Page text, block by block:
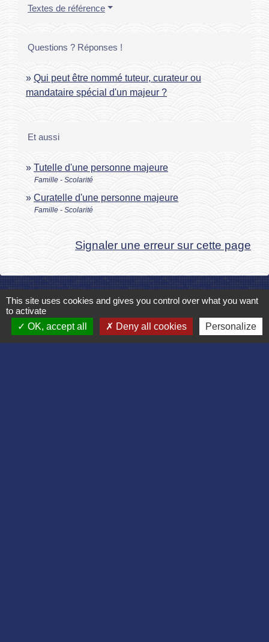
Textes de référence
Questions ? Réponses !
Qui peut être nommé tuteur, curateur ou
mandataire spécial d'un majeur ?
Et aussi
Tutelle d'une personne majeure
Famille - Scolarité
Curatelle d'une personne majeure
Famille - Scolarité
Signaler une erreur sur cette page
Contact
Commune de Bruyères et Montbérault
This site uses cookies and gives you control over what you want
to activate
OK, accept all
Deny all cookies Personalize